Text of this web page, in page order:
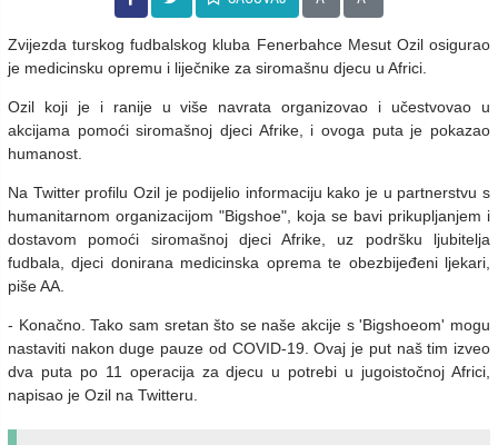
Zvijezda turskog fudbalskog kluba Fenerbahce Mesut Ozil osigurao
je medicinsku opremu i liječnike za siromašnu djecu u Africi.
Ozil koji je i ranije u više navrata organizovao i učestvovao u
akcijama pomoći siromašnoj djeci Afrike, i ovoga puta je pokazao
humanost.
Na Twitter profilu Ozil je podijelio informaciju kako je u partnerstvu s
humanitarnom organizacijom "Bigshoe", koja se bavi prikupljanjem i
dostavom pomoći siromašnoj djeci Afrike, uz podršku ljubitelja
fudbala, djeci donirana medicinska oprema te obezbijeđeni ljekari,
piše AA.
- Konačno. Tako sam sretan što se naše akcije s 'Bigshoeom' mogu
nastaviti nakon duge pauze od COVID-19. Ovaj je put naš tim izveo
dva puta po 11 operacija za djecu u potrebi u jugoistočnoj Africi,
napisao je Ozil na Twitteru.